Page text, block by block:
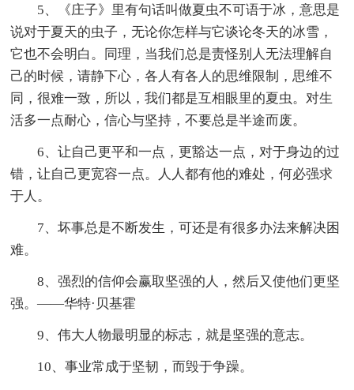
5、《庄子》里有句话叫做夏虫不可语于冰，意思是
说对于夏天的虫子，无论你怎样与它谈论冬天的冰雪，
它也不会明白。同理，当我们总是责怪别人无法理解自
己的时候，请静下心，各人有各人的思维限制，思维不
同，很难一致，所以，我们都是互相眼里的夏虫。对生
活多一点耐心，信心与坚持，不要总是半途而废。
6、让自己更平和一点，更豁达一点，对于身边的过
错，让自己更宽容一点。人人都有他的难处，何必强求
于人。
7、坏事总是不断发生，可还是有很多办法来解决困
难。
8、强烈的信仰会赢取坚强的人，然后又使他们更坚
强。——华特·贝基霍
9、伟大人物最明显的标志，就是坚强的意志。
10、事业常成于坚韧，而毁于争躁。